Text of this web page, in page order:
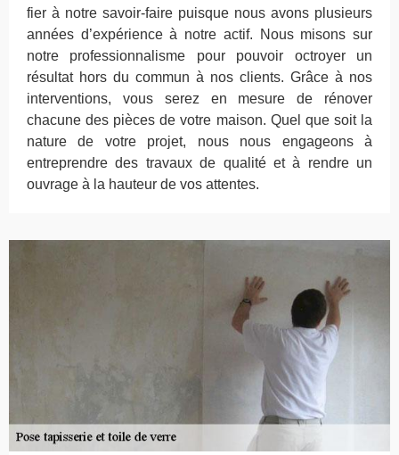
fier à notre savoir-faire puisque nous avons plusieurs
années d’expérience à notre actif. Nous misons sur
notre professionnalisme pour pouvoir octroyer un
résultat hors du commun à nos clients. Grâce à nos
interventions, vous serez en mesure de rénover
chacune des pièces de votre maison. Quel que soit la
nature de votre projet, nous nous engageons à
entreprendre des travaux de qualité et à rendre un
ouvrage à la hauteur de vos attentes.